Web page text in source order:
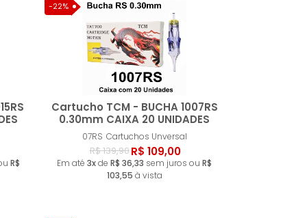
MAIOR PREÇO
A - Z
R$
-22%
Cartucho TCM - BUCHA 1007RS
0.30mm CAIXA 20 UNIDADES
07RS Cartuchos Unversal
R$ 139,90R$ 109,00
Em até 3xde R$ 36,33 sem juros ou R$
103,55 à vista
Comprar